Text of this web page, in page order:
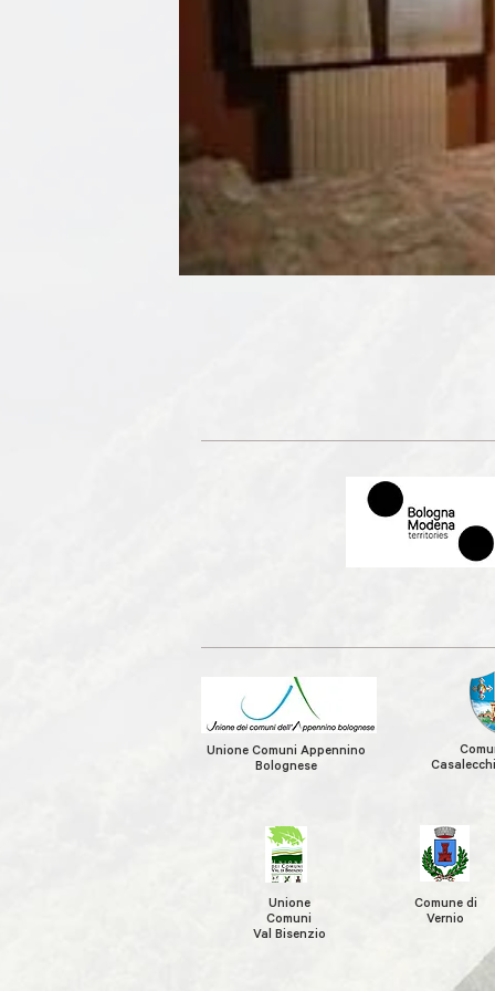
Unione Comuni Appennino
Bolognese
Unione
Comuni
Val Bisenzio
Comune di
Vernio